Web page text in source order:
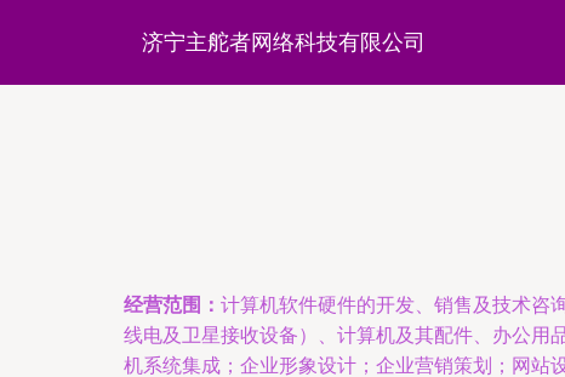
济宁主舵者网络科技有限公司
经营范围： 计算机软件硬件的开发、销售及技术咨
线电及卫星接收设备）、计算机及其配件、办公用
机系统集成；企业形象设计；企业营销策划；网站